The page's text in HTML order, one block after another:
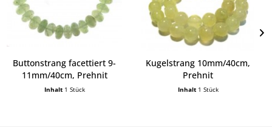
Buttonstrang facettiert 9-
11mm/40cm, Prehnit
Inhalt 1 Stück
Kugelstrang 10mm/40cm,
Prehnit
Inhalt 1 Stück